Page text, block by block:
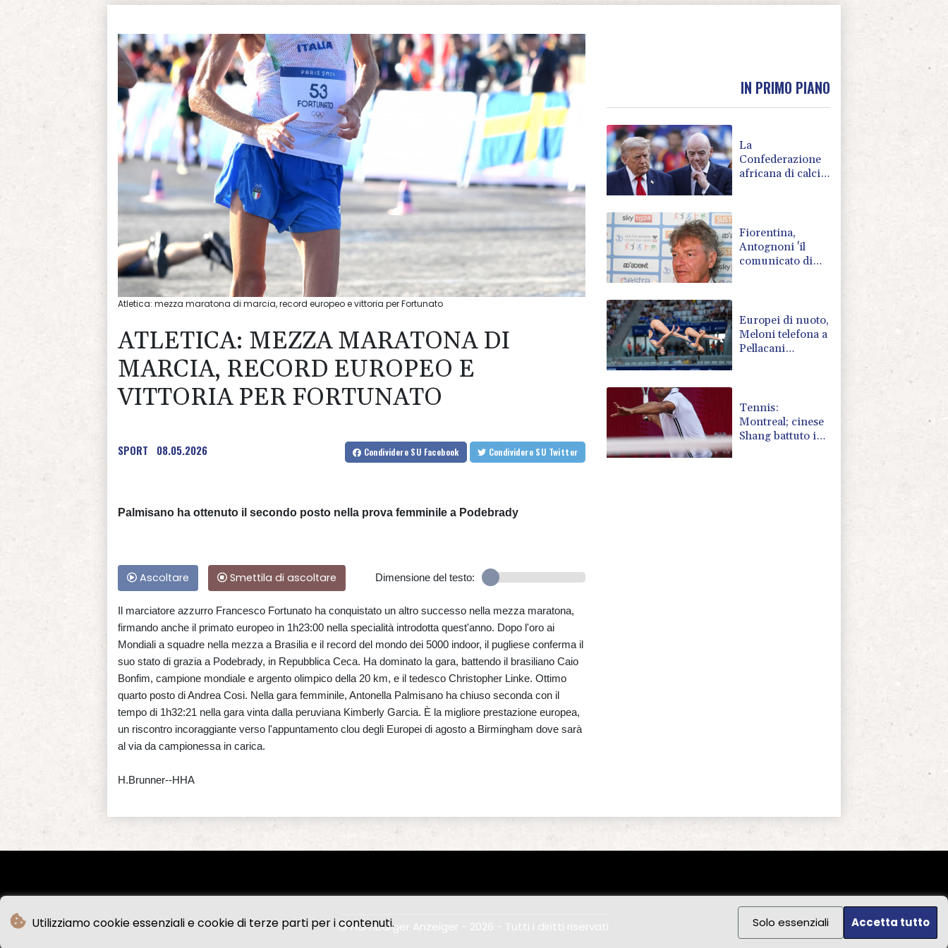
Utilizziamo cookie essenziali e cookie di terze parti per i contenuti. Solo essenziali Accetta tutto
Atletica: mezza maratona di marcia, record europeo e vittoria per Fortunato
ATLETICA: MEZZA MARATONA DI
MARCIA, RECORD EUROPEO E
VITTORIA PER FORTUNATO
SPORT 08.05.2026 Condividere SU Facebook Condividere SU Twitter
Palmisano ha ottenuto il secondo posto nella prova femminile a Podebrady
Ascoltare Smettila di ascoltare Dimensione del testo:
Il marciatore azzurro Francesco Fortunato ha conquistato un altro successo nella mezza maratona,
firmando anche il primato europeo in 1h23:00 nella specialità introdotta quest'anno. Dopo l'oro ai
Mondiali a squadre nella mezza a Brasilia e il record del mondo dei 5000 indoor, il pugliese conferma il
suo stato di grazia a Podebrady, in Repubblica Ceca. Ha dominato la gara, battendo il brasiliano Caio
Bonfim, campione mondiale e argento olimpico della 20 km, e il tedesco Christopher Linke. Ottimo
quarto posto di Andrea Cosi. Nella gara femminile, Antonella Palmisano ha chiuso seconda con il
tempo di 1h32:21 nella gara vinta dalla peruviana Kimberly Garcia. È la migliore prestazione europea,
un riscontro incoraggiante verso l'appuntamento clou degli Europei di agosto a Birmingham dove sarà
al via da campionessa in carica.
H.Brunner--HHA
IN PRIMO PIANO
La
Confederazione
africana di calcio
Fiorentina,
Antognoni 'il
comunicato di
Europei di nuoto,
Meloni telefona a
Pellacani
Tennis:
Montreal; cinese
Shang battuto in
© Hamburger Anzeiger - 2026 - Tutti i diritti riservati